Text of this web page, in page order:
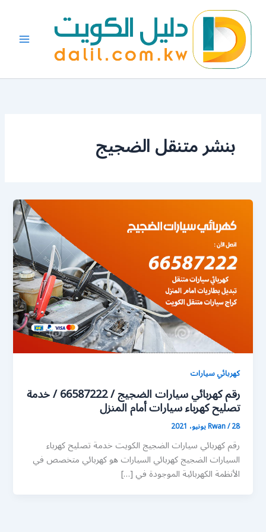
المحتوى
بنشر متنقل الضجيج
كهربائي سيارات
رقم كهربائي سيارات الضجيج / 66587222 / خدمة
تصليح كهرباء سيارات أمام المنزل
Rwan/28 يونيو، 2021
رقم كهربائي سيارات الضجيج الكويت خدمة تصليح كهرباء
السيارات الضجيج كهربائي السيارات هو كهربائي متخصص في
الأنظمة الكهربائية الموجودة في […]